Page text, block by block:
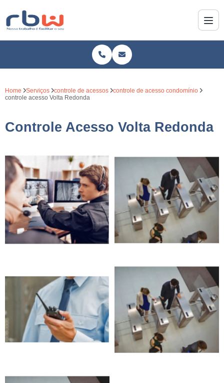
Home Serviços controle de acessos
controle de acesso condomínio
controle acesso Volta Redonda
Controle Acesso Volta Redonda